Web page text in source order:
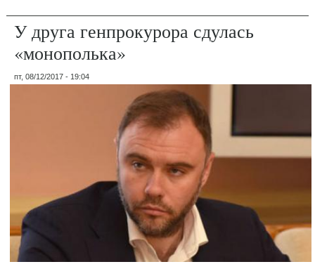
У друга генпрокурора сдулась
«монополька»
пт, 08/12/2017 - 19:04